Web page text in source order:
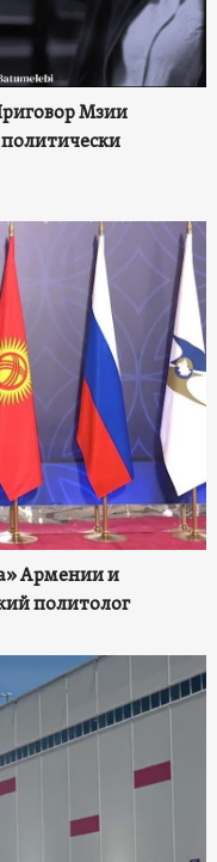
Мзии
Армении и
политолог